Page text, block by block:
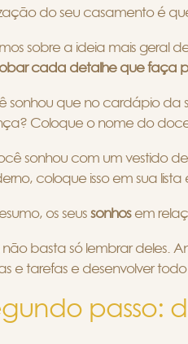
do seu casamento é
sobre a ideia mais geral
cada detalhe que faça
sonhou que no cardápio da
Coloque o nome do doce
sonhou com um vestido
coloque isso em sua lista
os seus sonhos em
não basta só lembrar deles.
e tarefas e desenvolver
passo: